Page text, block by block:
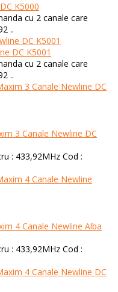
K5000
cu 2 canale care
..
DC K5001
cu 2 canale care
..
3 Canale Newline DC
: 433,92MHz Cod :
4 Canale Newline Alba
: 433,92MHz Cod :